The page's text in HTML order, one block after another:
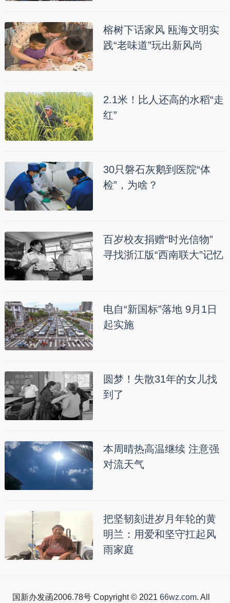
榕树下话家风 瓯海文明实
践“老味道”玩出新风尚
2.1米！比人还高的水稻“走
红”
30只磐石灰鹅到医院“体
检”，为啥？
百岁校友捐赠“时光信物”
寻找浙江版“西南联大”记忆
电自“新国标”落地 9月1日
起实施
圆梦！失散31年的女儿找
到了
本周晴热高温继续 注意强
对流天气
把坚韧刻进岁月年轮的黄
明兰：用爱和坚守扛起风
雨家庭
国新办发函2006.78号 Copyright © 2021 66wz.com. All